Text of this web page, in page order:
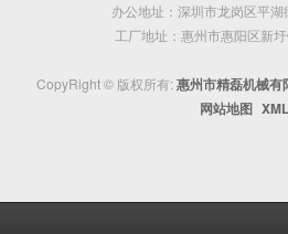
办公地址：深圳市龙岗区平
工厂地址：惠州市惠阳区新
CopyRight © 版权所有: 惠州市精磊机械有
网站地图 XML